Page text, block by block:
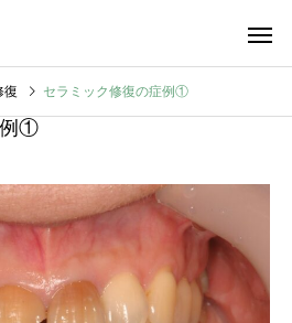
復 セラミック修復の症例①
例①